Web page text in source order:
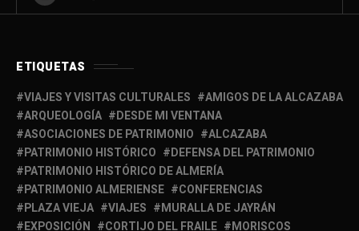
ETIQUETAS
VIAJES Y VISITAS CULTURALES
AMIGOS DE LA ALCAZABA
ARQUEOLOGÍA
DESDE MI VENTANA
ASOCIACIONES DE PATRIMONIO
ALCAZABA
PATRIMONIO HISTÓRICO
DEFENSA DEL PATRIMONIO
PATRIMONIO HISTÓRICO DE ALMERÍA
PATRIMONIO ALMERIENSE
CONFERENCIAS
PLAZA VIEJA
VIAJES
MURALLA DE JAYRÁN
EXPOSICIÓN
CORTIJO DEL FRAILE
MORISCOS